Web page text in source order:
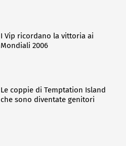
I Vip ricordano la vittoria ai
Mondiali 2006
Le coppie di Temptation Island
che sono diventate genitori